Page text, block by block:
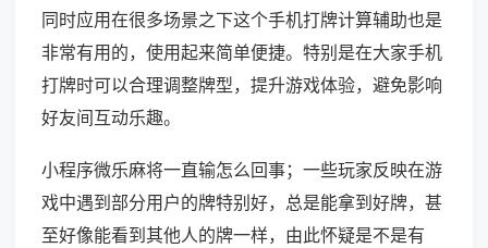
同时应用在很多场景之下这个手机打牌计算辅助也是
非常有用的，使用起来简单便捷。特别是在大家手机
打牌时可以合理调整牌型，提升游戏体验，避免影响
好友间互动乐趣。
小程序微乐麻将一直输怎么回事；一些玩家反映在游
戏中遇到部分用户的牌特别好，总是能拿到好牌，甚
至好像能看到其他人的牌一样，由此怀疑是不是有